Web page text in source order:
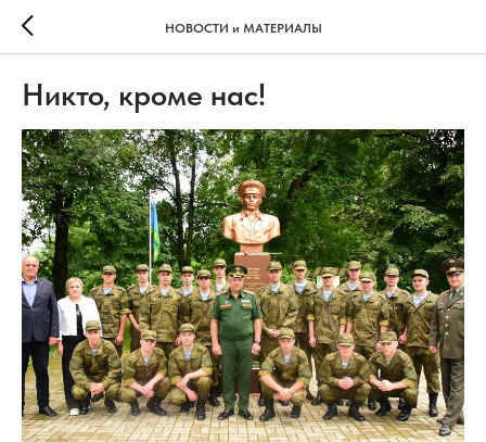
НОВОСТИ и МАТЕРИАЛЫ
Никто, кроме нас!